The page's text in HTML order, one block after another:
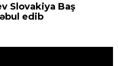
Slovakiya Baş
edib